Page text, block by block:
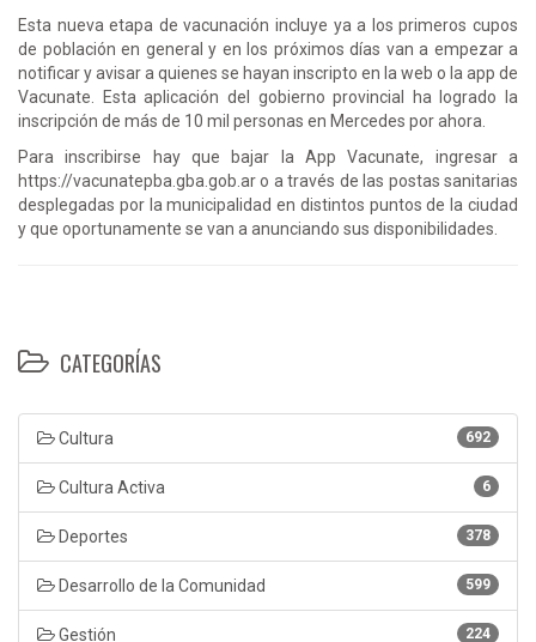
Esta nueva etapa de vacunación incluye ya a los primeros cupos
de población en general y en los próximos días van a empezar a
notificar y avisar a quienes se hayan inscripto en la web o la app de
Vacunate. Esta aplicación del gobierno provincial ha logrado la
inscripción de más de 10 mil personas en Mercedes por ahora.
Para inscribirse hay que bajar la App Vacunate, ingresar a
https://vacunatepba.gba.gob.ar o a través de las postas sanitarias
desplegadas por la municipalidad en distintos puntos de la ciudad
y que oportunamente se van a anunciando sus disponibilidades.
CATEGORÍAS
692
Cultura
6
Cultura Activa
378
Deportes
599
Desarrollo de la Comunidad
224
Gestión